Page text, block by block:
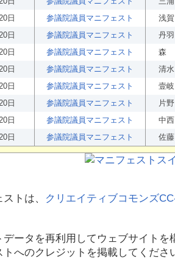
日
参議院議員マニフェスト 浅
日
参議院議員マニフェスト 丹
日
参議院議員マニフェスト 森
日
参議院議員マニフェスト 清
日
参議院議員マニフェスト 壹
日
参議院議員マニフェスト 片
日
参議院議員マニフェスト 中
日
参議院議員マニフェスト 佐
トは、 クリエイティブコモンズ
ータを再利用してウェブサイトを
へのクレジットを掲載してくださ